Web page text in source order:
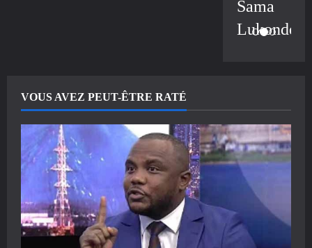
Sama
Lukonde
VOUS AVEZ PEUT-ÊTRE RATÉ